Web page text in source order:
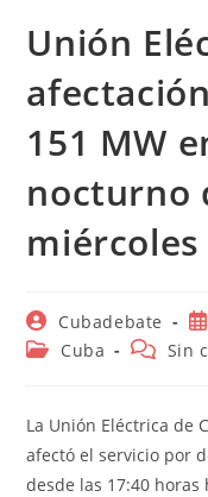
Unión
151 MW
nocturno
miércoles
Autor
de
la
Cubadebate
de
Categoría
entrada:
Cuba
entrada:
Sin
La Unión Eléctrica de
afectó el servicio por
desde las 17:40 horas